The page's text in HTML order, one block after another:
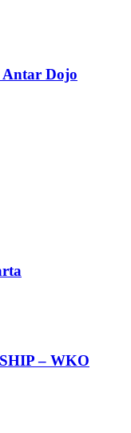
Dojo
– WKO